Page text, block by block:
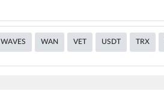
WAVES WAN VET USDT TRX